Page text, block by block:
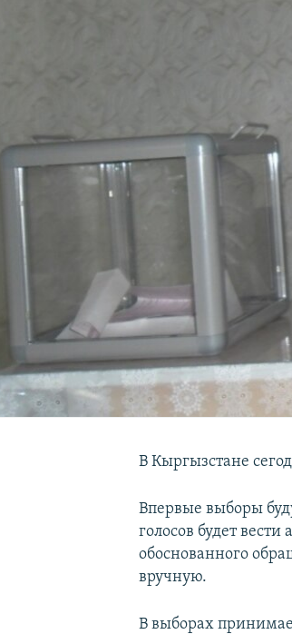
В Кыргызстане
Впервые выборы
голосов будет
обоснованного
вручную.
В выборах